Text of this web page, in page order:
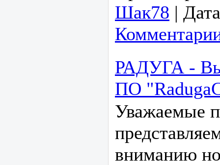
Шак78 |
РАДУГА -
ПО
Уважаемые
вниманию